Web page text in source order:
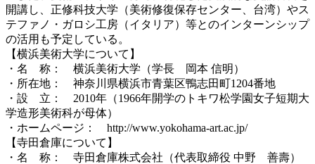
開講し、正修科技大学（美術修復保存センター、台湾）やス
テファノ・ガロシ工房（イタリア）等とのインターンシップ
の活用も予定している。
【横浜美術大学について】
・名 称： 横浜美術大学（学長 岡本 信明）
・所在地： 神奈川県横浜市青葉区鴨志田町1204番地
・設 立： 2010年（1966年開学のトキワ松学園女子短期大
学造形美術科が母体）
・ホームページ： http://www.yokohama-art.ac.jp/
【寺田倉庫について】
・名 称： 寺田倉庫株式会社（代表取締役 中野 善壽）